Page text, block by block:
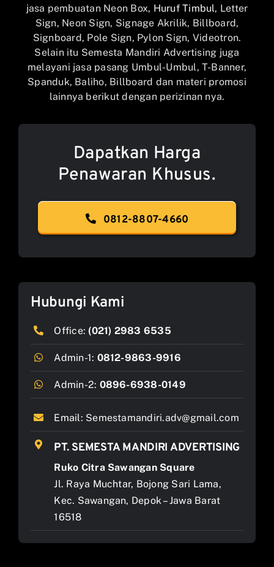
jasa pembuatan Neon Box, Huruf Timbul, Letter
Sign, Neon Sign, Signage Akrilik, Billboard,
Signboard, Pole Sign, Pylon Sign, Videotron.
Selain itu Semesta Mandiri Advertising juga
melayani jasa pasang Umbul-Umbul, T-Banner,
Spanduk, Baliho, Billboard dan materi promosi
lainnya berikut dengan perizinan nya.
Dapatkan Harga
Penawaran Khusus.
0812-8807-4660
Hubungi Kami
Office: (021) 2983 6535
Admin-1: 0812-9863-9916
Admin-2: 0896-6938-0149
Email: Semestamandiri.adv@gmail.com
PT. SEMESTA MANDIRI ADVERTISING
Ruko Citra Sawangan Square
Jl. Raya Muchtar, Bojong Sari Lama,
Kec. Sawangan, Depok – Jawa Barat
16518